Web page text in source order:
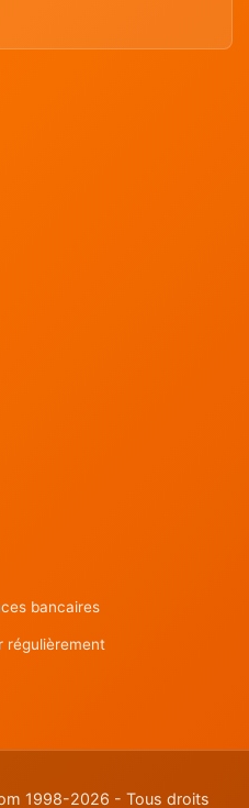
bancaires
régulièrement
1998-2026 - Tous droits